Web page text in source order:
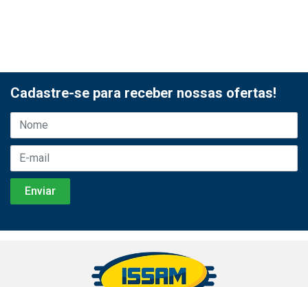
Cadastre-se para receber nossas ofertas!